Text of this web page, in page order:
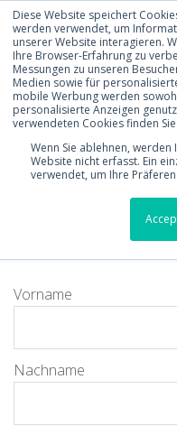
Diese Website speichert
werden verwendet, um
unserer Website interagieren.
Ihre Browser-Erfahrung zu
Messungen zu unseren
Medien sowie für
mobile Werbung werden
personalisierte Anzeigen
verwendeten Cookies finden
Wenn Sie ablehnen,
Website nicht erfasst. Ein
verwendet, um Ihre
Kontakt
Haben Sie Fragen oder
uns eine Nachricht über
Mitarbeiter/in meldet
Vorname
Nachname